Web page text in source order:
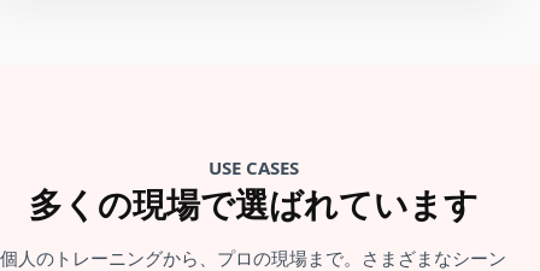
USE CASES
多くの現場で選ばれています
個人のトレーニングから、プロの現場まで。さまざまなシーン